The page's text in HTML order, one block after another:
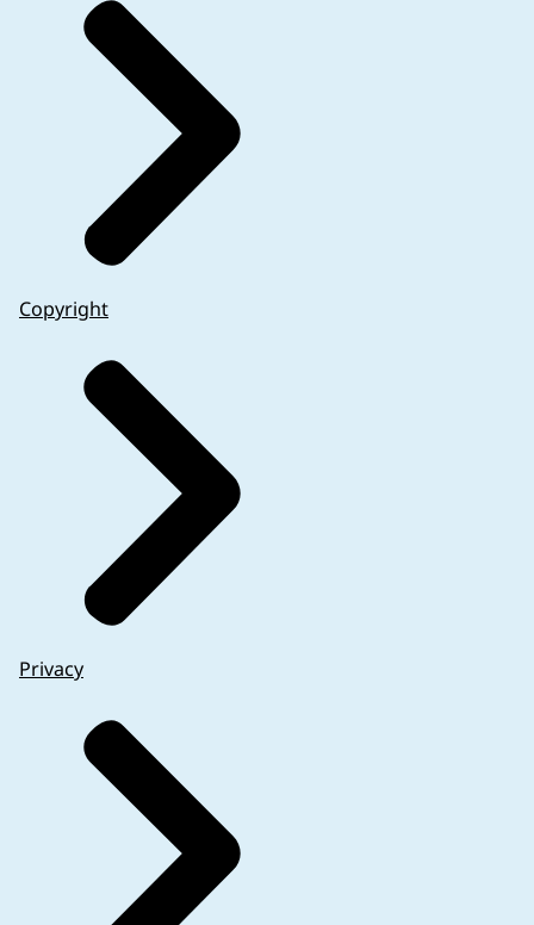
Copyright
Privacy